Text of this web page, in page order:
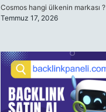
Cosmos hangi ülkenin markası ?
Temmuz 17, 2026